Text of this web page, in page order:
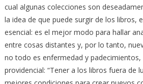
cual algunas colecciones son
la idea de que puede surgir de los libros,
esencial: es el mejor modo para hallar
entre cosas distantes y, por lo tanto,
no todo es enfermedad y padecimientos,
providencial: “Tener a los libros fuera de